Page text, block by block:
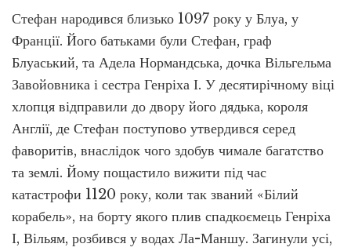
Стефан народився близько 1097 року у Блуа, у
Франції. Його батьками були Стефан, граф
Блуаський, та Адела Нормандська, дочка Вільгельма
Завойовника і сестра Генріха І. У десятирічному віці
хлопця відправили до двору його дядька, короля
Англії, де Стефан поступово утвердився серед
фаворитів, внаслідок чого здобув чимале багатство
та землі. Йому пощастило вижити під час
катастрофи 1120 року, коли так званий «Білий
корабель», на борту якого плив спадкоємець Генріха
І, Вільям, розбився у водах Ла-Маншу. Загинули усі,